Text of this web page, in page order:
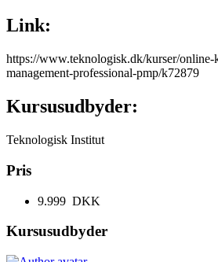
Link:
https://www.teknologisk.dk/kurser/online-
management-professional-pmp/k72879
Kursusudbyder:
Teknologisk Institut
Pris
9.999 DKK
Kursusudbyder